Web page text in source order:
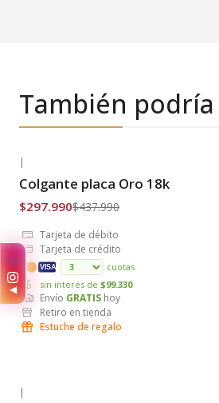
También
Envío Gratis
|
Colgante placa Oro 18k
$297.990$437.990
Tarjeta de débito
Tarjeta de crédito
VISA
cuotas
sin interés de $99.330
Envío GRATIS hoy
Retiro en tienda
Estuche de regalo
|
✨
◀